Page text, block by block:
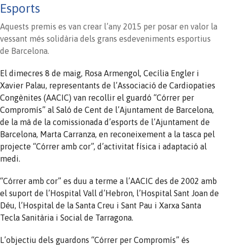
Esports
Aquests premis es van crear l’any 2015 per posar en valor la
vessant més solidària dels grans esdeveniments esportius
de Barcelona.
El dimecres 8 de maig, Rosa Armengol, Cecília Engler i
Xavier Palau, representants de l’Associació de Cardiopaties
Congènites (AACIC) van recollir el guardó “Córrer per
Compromís” al Saló de Cent de l’Ajuntament de Barcelona,
de la mà de la comissionada d’esports de l’Ajuntament de
Barcelona, Marta Carranza , en reconeixement a la tasca pel
projecte “Córrer amb cor”, d’activitat física i adaptació al
medi.
“Córrer amb cor” es duu a terme a l’AACIC des de 2002 amb
el suport de l’Hospital Vall d’Hebron, l’Hospital Sant Joan de
Déu, l’Hospital de la Santa Creu i Sant Pau i Xarxa Santa
Tecla Sanitària i Social de Tarragona.
L’objectiu dels guardons “Córrer per Compromís” és